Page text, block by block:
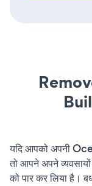
यदि आपको अपनी
तो आपने अपने
को पार कर लिया है।